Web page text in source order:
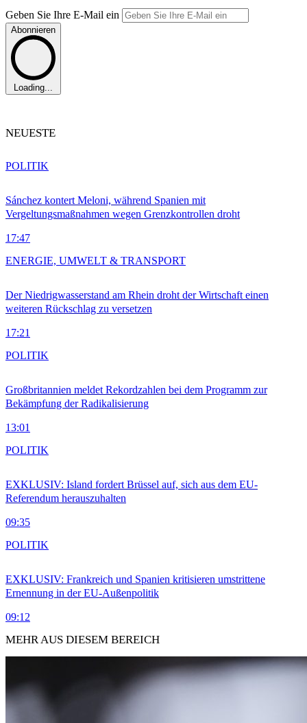
Geben Sie Ihre E-Mail ein
Abonnieren
Loading...
NEUESTE
Sánchez kontert Meloni, während Spanien mit
Vergeltungsmaßnahmen wegen Grenzkontrollen droht
17:47
POLITIK
Der Niedrigwasserstand am Rhein droht der Wirtschaft einen
weiteren Rückschlag zu versetzen
17:21
ENERGIE, UMWELT & TRANSPORT
Großbritannien meldet Rekordzahlen bei dem Programm zur
Bekämpfung der Radikalisierung
13:01
POLITIK
EXKLUSIV: Island fordert Brüssel auf, sich aus dem EU-
Referendum herauszuhalten
09:35
POLITIK
EXKLUSIV: Frankreich und Spanien kritisieren umstrittene
Ernennung in der EU-Außenpolitik
09:12
POLITIK
MEHR AUS DIESEM BEREICH